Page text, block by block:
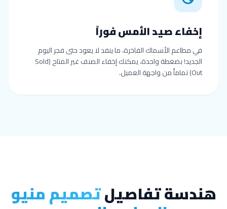
إخفاء صيد الأمس فوراً
في مطاعم الأسماك الفاخرة، ما ينفد لا يعود حتى فجر اليوم
الجديد! بضغطة واحدة، يمكنك إخفاء الصنف غير المتاح (Sold
Out) تماماً من واجهة العميل.
هندسة تفاصيلتصميم منيو